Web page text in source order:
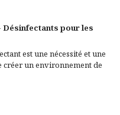
Désinfectants pour les
est une nécessité et une
un environnement de